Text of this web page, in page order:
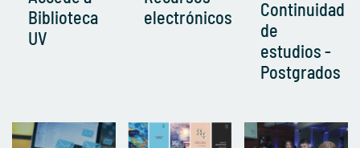
Biblioteca
UV
electrónicos
Continuidad
de
estudios -
Postgrados